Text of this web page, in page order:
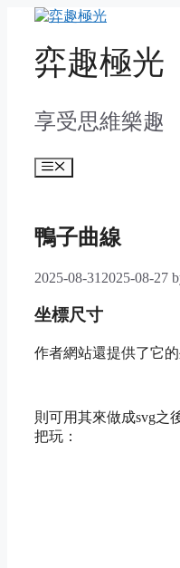
content弈趣極光
享受思維樂趣
Menu
鴨子曲線
2025-08-31 2025-08-27
坐標尺寸
作者網站還提供了它的
則可用其來做成svg之
把玩：